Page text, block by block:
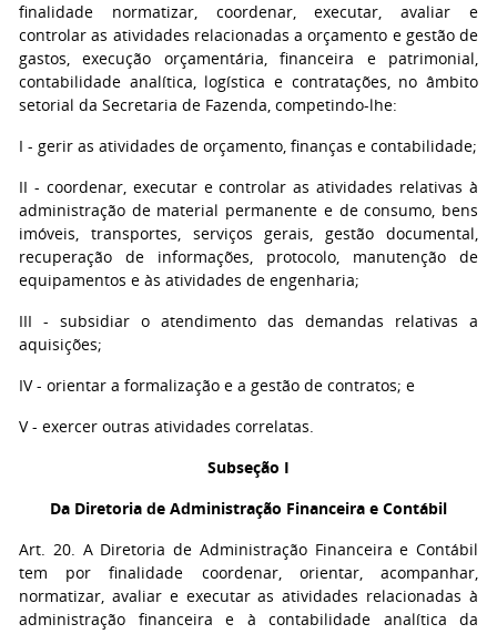
finalidade normatizar, coordenar, executar, avaliar e
controlar as atividades relacionadas a orçamento e gestão de
gastos, execução orçamentária, financeira e patrimonial,
contabilidade analítica, logística e contratações, no âmbito
setorial da Secretaria de Fazenda, competindo-lhe:
I - gerir as atividades de orçamento, finanças e contabilidade;
II - coordenar, executar e controlar as atividades relativas à
administração de material permanente e de consumo, bens
imóveis, transportes, serviços gerais, gestão documental,
recuperação de informações, protocolo, manutenção de
equipamentos e às atividades de engenharia;
III - subsidiar o atendimento das demandas relativas a
aquisições;
IV - orientar a formalização e a gestão de contratos; e
V - exercer outras atividades correlatas.
Subseção I
Da Diretoria de Administração Financeira e Contábil
Art. 20. A Diretoria de Administração Financeira e Contábil
tem por finalidade coordenar, orientar, acompanhar,
normatizar, avaliar e executar as atividades relacionadas à
administração financeira e à contabilidade analítica da